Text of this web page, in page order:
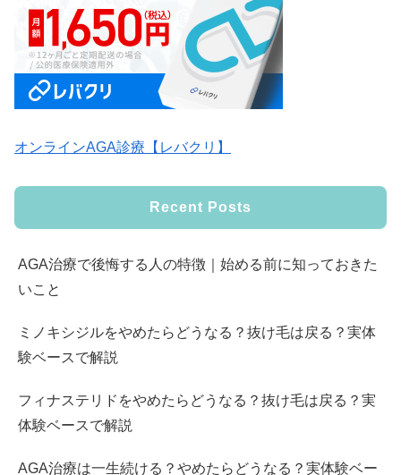
オンラインAGA診療【レバクリ】
Recent Posts
AGA治療で後悔する人の特徴｜始める前に知っておきた
いこと
ミノキシジルをやめたらどうなる？抜け毛は戻る？実体
験ベースで解説
フィナステリドをやめたらどうなる？抜け毛は戻る？実
体験ベースで解説
AGA治療は一生続ける？やめたらどうなる？実体験ベー